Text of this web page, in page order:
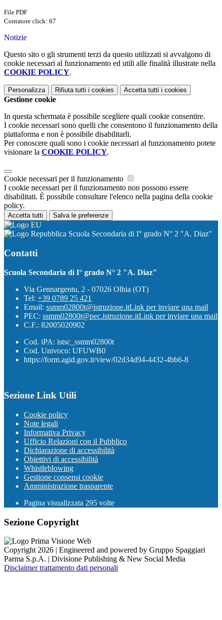
File PDF
Contatore click: 67
Notizie
Questo sito o gli strumenti terzi da questo utilizzati si avvalgono di
cookie necessari al funzionamento ed utili alle finalità illustrate nella
COOKIE POLICY.
Personalizza Rifiuta tutti i cookies Accetta tutti i cookies
Gestione cookie
In questa schermata è possibile scegliere quali cookie consentire.
I cookie necessari sono quelli che consentono il funzionamento della
piattaforma e non è possibile disabilitarli.
Per conoscere quali sono i cookie necessari al funzionamento potete
visionare la COOKIE POLICY.
Cookie necessari per il funzionamento
I cookie necessari per il funzionamento non possono essere
disabilitati. È possibile consultare l'elenco nella pagina della cookie
policy.
Accetta tutti Salva le preferenze
Scuola Secondaria di I° grado N° 2 "A. Diaz"
Contatti
Scuola Secondaria di I° grado N° 2 "A. Diaz"
Via Gennargentu, 2 - 07026 Olbia (OT)
Tel: +39 0789 25 421
Email: ssmm02800t@istruzione.itLink per inviare una mail
PEC: ssmm02800t@pec.istruzione.itLink per inviare una mail
C.F.: 82005020902
Cod. iPA: istsc_ssmm02800t
Cod. Univoco: UFUWB0
https://form.agid.gov.it/view/02d34d94-4432-4bb6-8
Sezione Link Utili
Cookie policy
Note legali
Informativa Privacy
Ufficio Relazioni con il Pubblico
Dichiarazione di accessibilità
Obiettivi di accessibilità
Whistleblowing
Gestione consensi cookie
Amministrazione trasparente
Pagina visualizzata 295 volte
Sezione Copyright
Copyright 2026 | Engineered and powered by Gruppo Spaggiari
Parma S.p.A. | Divisione Publishing & New Social Media
Disclaimer trattamento dati personali